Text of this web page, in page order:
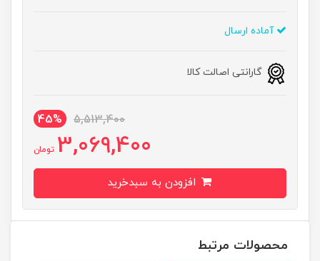
آماده ارسال
گارانتی اصالت کالا
5,513,400
45%
3,069,400 تومان
محصولات مرتبط